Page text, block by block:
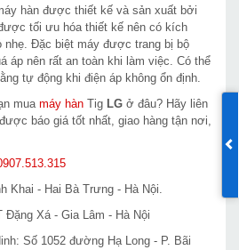
hàn được thiết kế và sản xuất bởi
tối ưu hóa thiết kế nên có kích
Đặc biệt máy được trang bị bộ
áp nên rất an toàn khi làm việc. Có thể
tự động khi điện áp không ổn định.
mua máy hàn Tig LG ở đâu? Hãy liên
báo giá tốt nhất, giao hàng tận nơi,
Khai - Hai Bà Trưng - Hà Nội.
Xá - Gia Lâm - Hà Nội
Số 1052 đường Hạ Long - P. Bãi